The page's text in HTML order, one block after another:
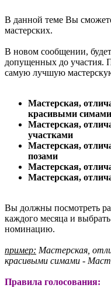
В данной теме Вы
мастерских.
В новом сообщении,
допущенных до участия.
самую лучшую
Мастерская,
красивыми симами
Мастерская,
участками
Мастерская,
позами
Мастерская,
Мастерская,
Вы должны посмотреть
каждого месяца и
номинацию.
пример: Мастерская,
красивыми симами -
Правила голосования: